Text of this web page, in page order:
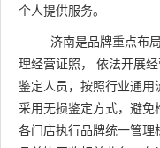
个人提供服务。
济南是品牌重点布局
理经营证照， 依法开展
鉴定人员，按照行业通
采用无损鉴定方式，避
各门店执行品牌统一管